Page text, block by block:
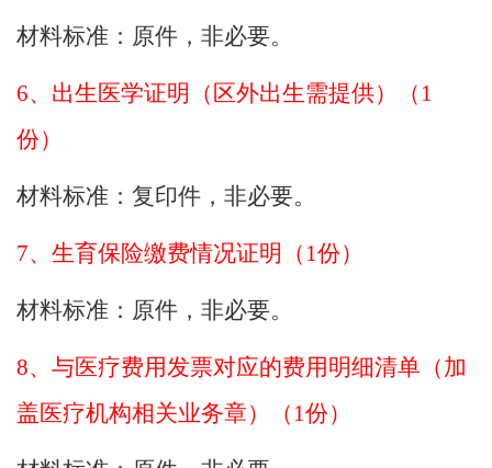
材料标准： 原件，非必要。
6、出生医学证明（区外出生需提供）（1
份）
材料标准： 复印件，非必要。
7、生育保险缴费情况证明（1份）
材料标准： 原件，非必要。
8、与医疗费用发票对应的费用明细清单（加
盖医疗机构相关业务章）（1份）